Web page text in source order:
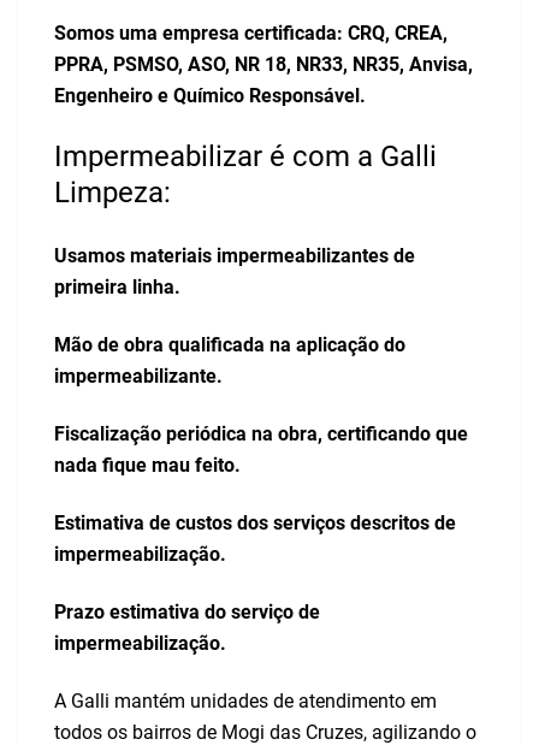
Somos uma empresa certificada: CRQ, CREA,
PPRA, PSMSO, ASO, NR 18, NR33, NR35, Anvisa,
Engenheiro e Químico Responsável.
Impermeabilizar é com a Galli
Limpeza:
Usamos materiais impermeabilizantes de
primeira linha.
Mão de obra qualificada na aplicação do
impermeabilizante.
Fiscalização periódica na obra, certificando que
nada fique mau feito.
Estimativa de custos dos serviços descritos de
impermeabilização.
Prazo estimativa do serviço de
impermeabilização.
A Galli mantém unidades de atendimento em
todos os bairros de Mogi das Cruzes, agilizando o